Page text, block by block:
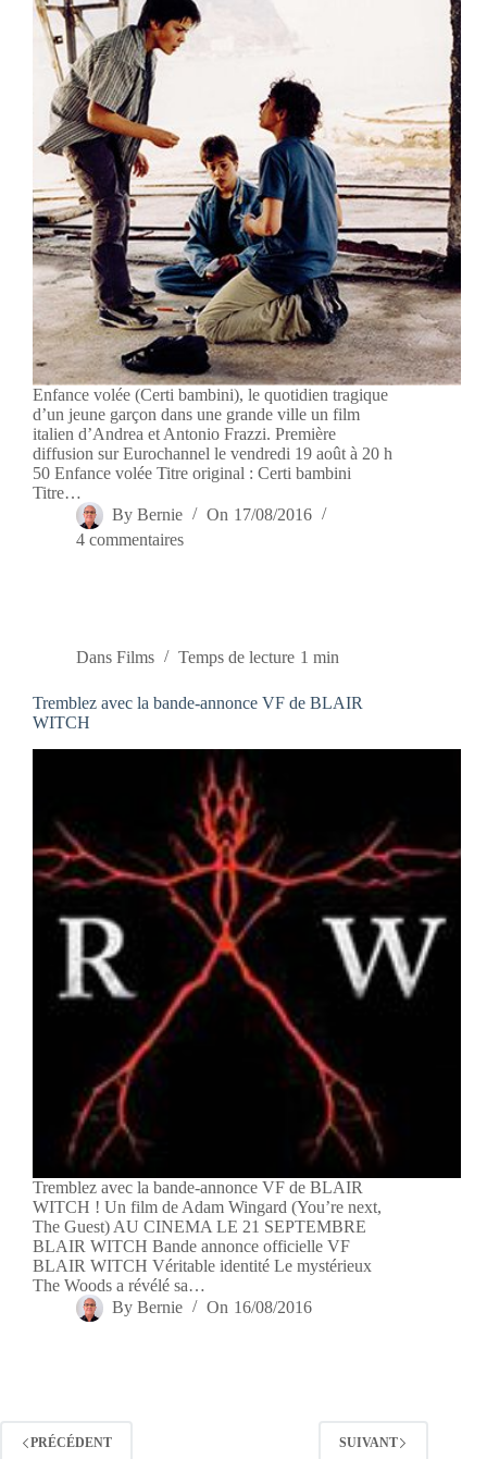
Enfance volée (Certi bambini), le quotidien tragique
d’un jeune garçon dans une grande ville un film
italien d’Andrea et Antonio Frazzi. Première
diffusion sur Eurochannel le vendredi 19 août à 20 h
50 Enfance volée Titre original : Certi bambini
Titre…
By Bernie On 17/08/2016
4 commentaires
Dans Films Temps de lecture 1 min
Tremblez avec la bande-annonce VF de BLAIR
WITCH
Tremblez avec la bande-annonce VF de BLAIR
WITCH ! Un film de Adam Wingard (You’re next,
The Guest) AU CINEMA LE 21 SEPTEMBRE
BLAIR WITCH Bande annonce officielle VF
BLAIR WITCH Véritable identité Le mystérieux
The Woods a révélé sa…
By Bernie On 16/08/2016
PRÉCÉDENT SUIVANT